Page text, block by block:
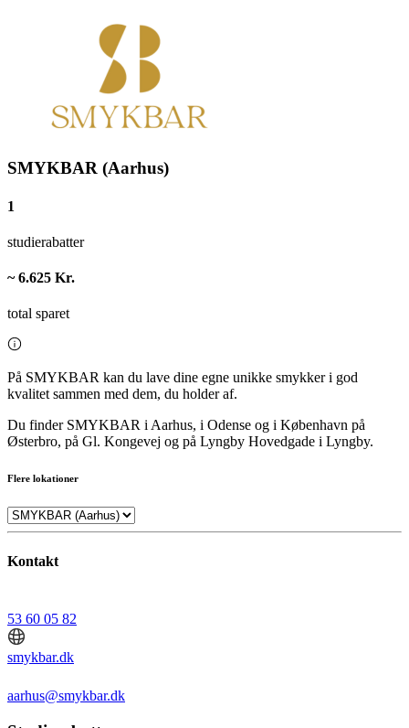
SMYKBAR (Aarhus)
1
studierabatter
~ 6.625 Kr.
total sparet
På SMYKBAR kan du lave dine egne unikke smykker i god
kvalitet sammen med dem, du holder af.
Du finder SMYKBAR i Aarhus, i Odense og i København på
Østerbro, på Gl. Kongevej og på Lyngby Hovedgade i Lyngby.
Flere lokationer
Kontakt
53 60 05 82
smykbar.dk
aarhus@smykbar.dk